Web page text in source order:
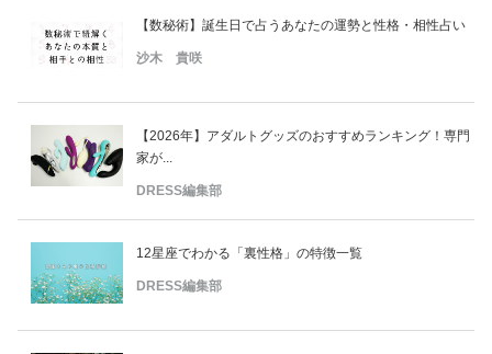
【数秘術】誕生日で占うあなたの運勢と性格・相性占い
沙木 貴咲
【2026年】アダルトグッズのおすすめランキング！専門
家が...
DRESS編集部
12星座でわかる「裏性格」の特徴一覧
DRESS編集部